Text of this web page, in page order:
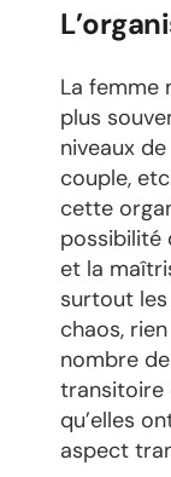
La femme
plus
niveaux
couple,
cette
possibilité
et la
surtout
chaos,
nombre
transitoire
qu’elles
aspect